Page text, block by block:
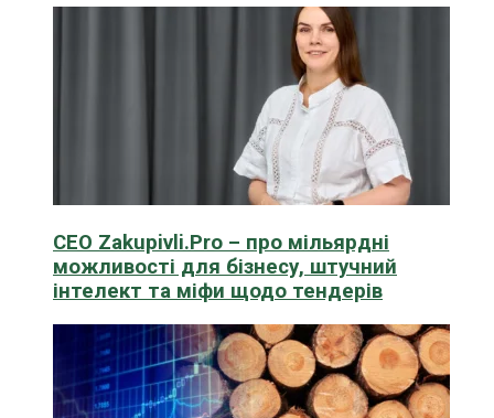
CEO Zakupivli.Pro – про мільярдні
можливості для бізнесу, штучний
інтелект та міфи щодо тендерів